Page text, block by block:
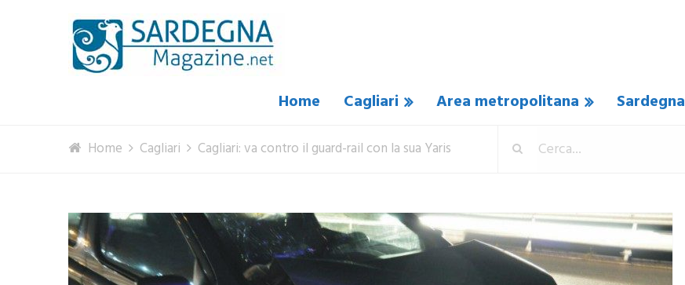
Home Cagliari Area metropolitana Sardegna
Home Cagliari Cagliari: va contro il guard-rail con la sua Yaris